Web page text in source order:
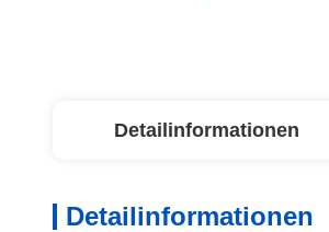
Detailinformationen
Detailinformationen